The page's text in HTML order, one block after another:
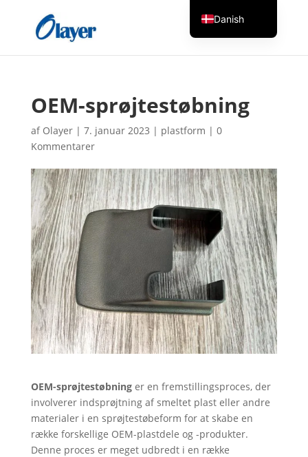
OEM-sprøjtestøbning
af Olayer| 7. januar 2023 | plastform | 0
Kommentarer
OEM-sprøjtestøbninger en fremstillingsproces, der
involverer indsprøjtning af smeltet plast eller andre
materialer i en sprøjtestøbeform for at skabe en
række forskellige OEM-plastdele og -produkter.
Denne proces er meget udbredt i en række
Danish
English
Greek
Spanish
Finnish
French
Hungarian
Dutch
Turkish
Russian
Swedish
Portuguese